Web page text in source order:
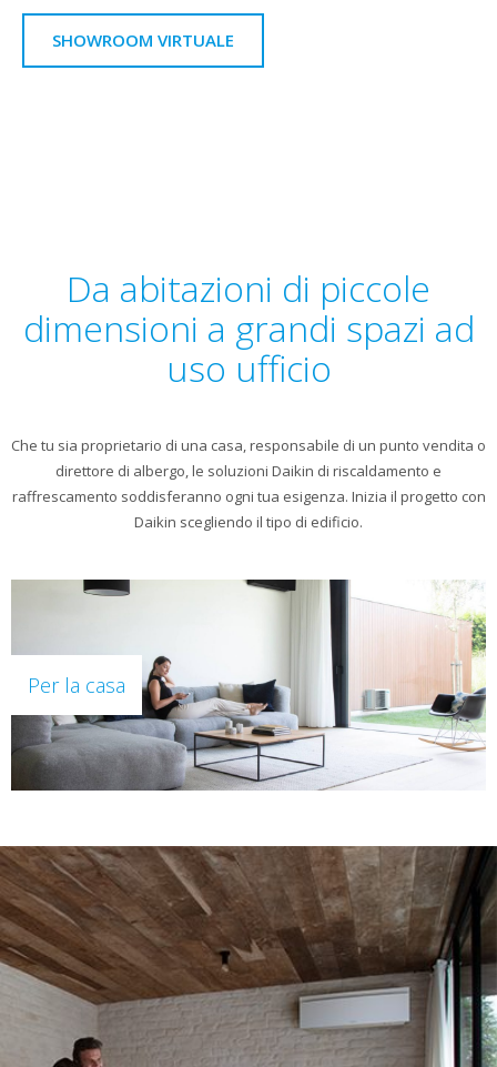
SHOWROOM VIRTUALE
Da abitazioni di piccole
dimensioni a grandi spazi ad
uso ufficio
Che tu sia proprietario di una casa, responsabile di un punto vendita o
direttore di albergo, le soluzioni Daikin di riscaldamento e
raffrescamento soddisferanno ogni tua esigenza. Inizia il progetto con
Daikin scegliendo il tipo di edificio.
Per la casa